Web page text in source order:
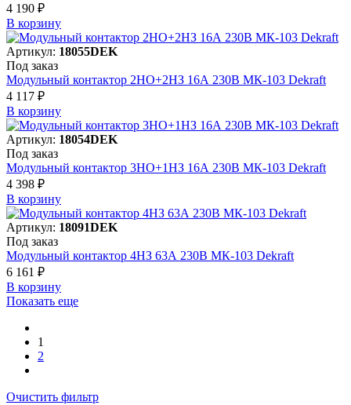
4 190 ₽
В корзинy
Артикул: 18055DEK
Под заказ
Модульный контактор 2НО+2НЗ 16А 230В МК-103 Dekraft
4 117 ₽
В корзинy
Артикул: 18054DEK
Под заказ
Модульный контактор 3НО+1НЗ 16А 230В МК-103 Dekraft
4 398 ₽
В корзинy
Артикул: 18091DEK
Под заказ
Модульный контактор 4НЗ 63А 230В МК-103 Dekraft
6 161 ₽
В корзинy
Показать еще
1
2
Очистить фильтр